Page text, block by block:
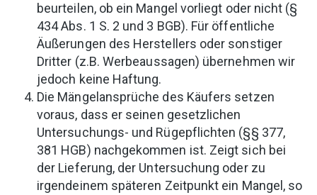
beurteilen, ob ein Mangel vorliegt oder nicht (§
434 Abs. 1 S. 2 und 3 BGB). Für öffentliche
Äußerungen des Herstellers oder sonstiger
Dritter (z.B. Werbeaussagen) übernehmen wir
jedoch keine Haftung.
Die Mängelansprüche des Käufers setzen
voraus, dass er seinen gesetzlichen
Untersuchungs- und Rügepflichten (§§ 377,
381 HGB) nachgekommen ist. Zeigt sich bei
der Lieferung, der Untersuchung oder zu
irgendeinem späteren Zeitpunkt ein Mangel, so